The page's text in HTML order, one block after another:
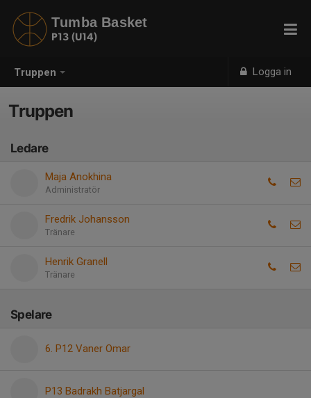
Truppen Logga in
Tumba Basket
P13 (U14)
Truppen
Ledare
Maja Anokhina
Administratör
Fredrik Johansson
Tränare
Henrik Granell
Tränare
Spelare
6. P12 Vaner Omar
P13 Badrakh Batjargal